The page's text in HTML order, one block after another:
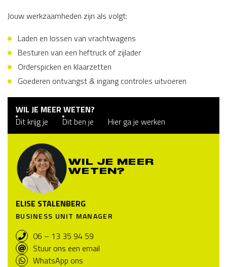
Jouw werkzaamheden zijn als volgt:
Laden en lossen van vrachtwagens
Besturen van een heftruck of zijlader
Orderspicken en klaarzetten
Goederen ontvangst & ingang controles uitvoeren
WIL JE MEER WETEN?
Dit krijg je
Dit ben je Hier ga je werken
WIL JE MEER
WETEN?
ELISE STALENBERG
BUSINESS UNIT MANAGER
06 – 13 35 94 59
Stuur ons een email
WhatsApp ons